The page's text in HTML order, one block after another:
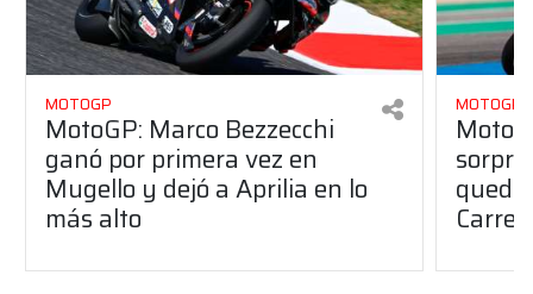
MOTOGP
MotoGP: Marco Bezzecchi
ganó por primera vez en
Mugello y dejó a Aprilia en lo
más alto
MOTOGP